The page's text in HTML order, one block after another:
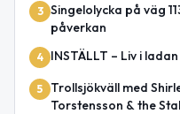
3 Singelolycka på väg
påverkan
4 INSTÄLLT – Liv i
5
Trollsjökväll med
Torstensson & the